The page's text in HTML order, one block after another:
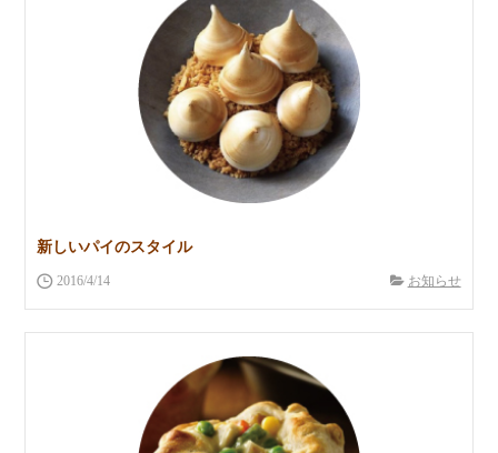
新しいパイのスタイル
2016/4/14 お知らせ